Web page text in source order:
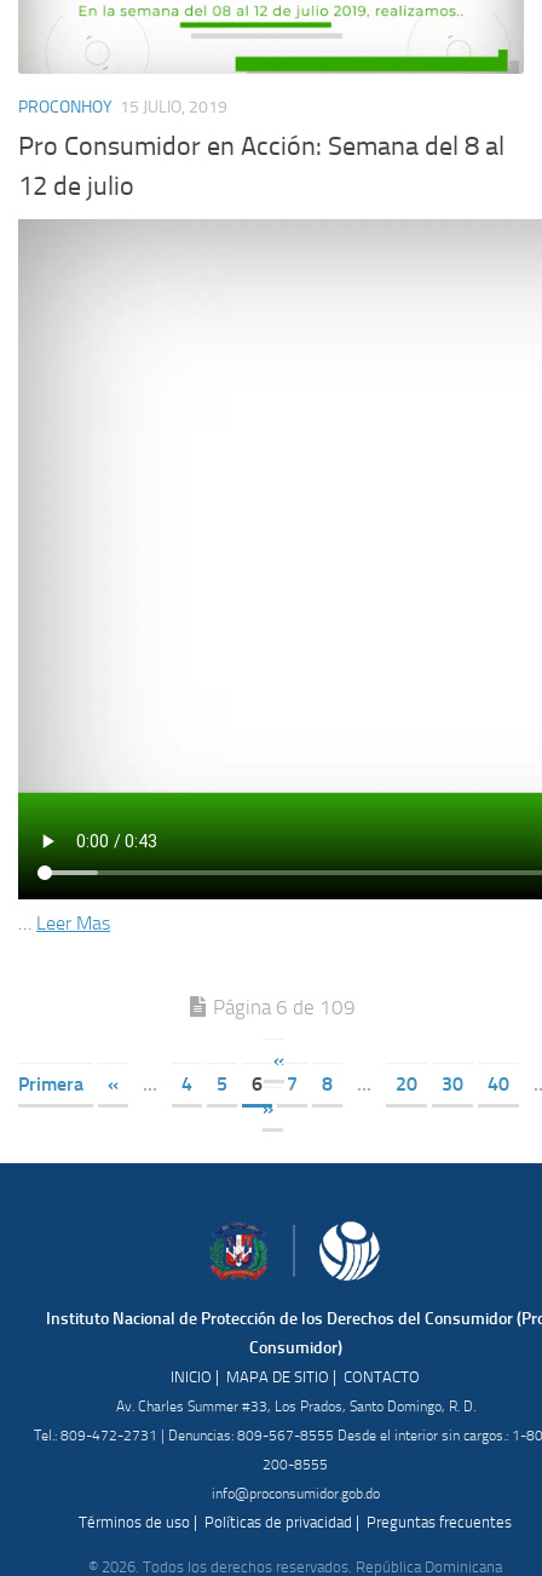
PROCONHOY 15 JULIO, 2019
Pro Consumidor en Acción: Semana del 8 al
12 de julio
… Leer Mas
Página 6 de 109
«
Primera
« ... 4 5 6 7 8 ... 20 30 40
»
Instituto Nacional de Protección de los Derechos del Consumidor
Consumidor)
INICIO | MAPA DE SITIO | CONTACTO
Av. Charles Summer #33, Los Prados, Santo Domingo, R. D.
Tel.: 809-472-2731 | Denuncias: 809-567-8555 Desde el interior sin cargos.: 1-
200-8555
info@proconsumidor.gob.do
Términos de uso | Políticas de privacidad | Preguntas frecuentes
© 2026. Todos los derechos reservados. República Dominicana